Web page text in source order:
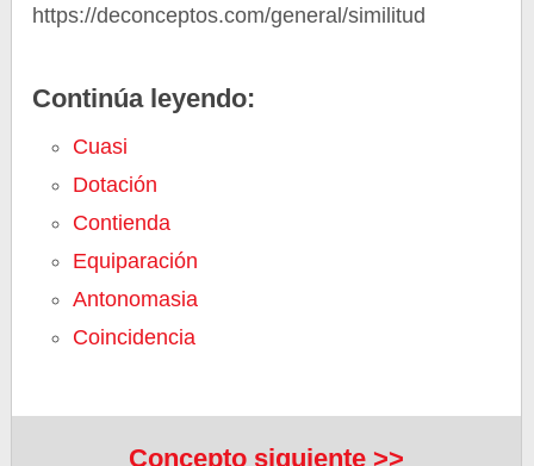
https://deconceptos.com/general/similitud
Continúa leyendo:
Cuasi
Dotación
Contienda
Equiparación
Antonomasia
Coincidencia
Concepto siguiente >>